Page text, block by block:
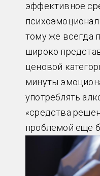
эффективное
тому же всегда
широко
ценовой
минуты
употреблять
«средства
проблемой еще